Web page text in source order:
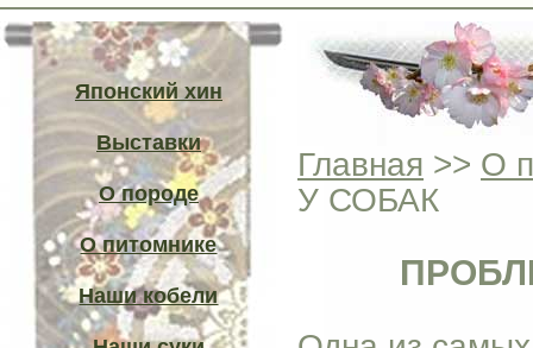
Японский хин
Выставки
О породе
О питомнике
Наши кобели
Главная >> О
У СОБАК